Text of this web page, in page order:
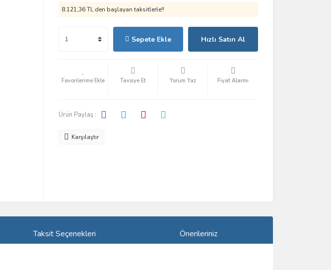
8.121,36 TL den başlayan taksitlerle!!
Sepete Ekle Hızlı Satın Al
Tavsiye Et Yorum Yaz Fiyat Alarmı
Ürün Paylaş :
Karşılaştır
Taksit Seçenekleri Önerileriniz